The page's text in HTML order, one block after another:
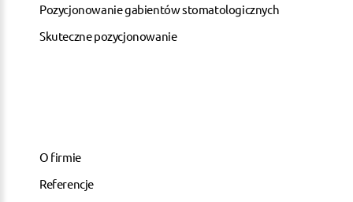
Pozycjonowanie gabientów stomatologicznych
Skuteczne pozycjonowanie
O firmie
Referencje